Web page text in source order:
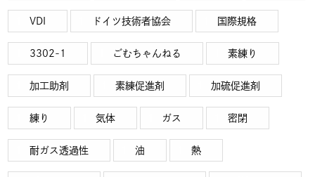
VDI ドイツ技術者協会 国際規格
3302-1 ごむちゃんねる 素練り
加工助剤 素練促進剤 加硫促進剤
練り 気体 ガス 密閉
耐ガス透過性 油 熱